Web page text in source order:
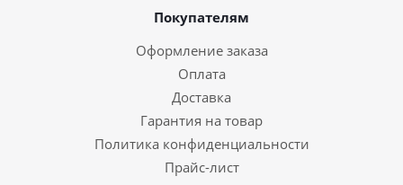
Покупателям
Оформление заказа
Оплата
Доставка
Гарантия на товар
Политика конфиденциальности
Прайс-лист